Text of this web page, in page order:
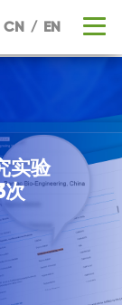
CN / EN
实验
次